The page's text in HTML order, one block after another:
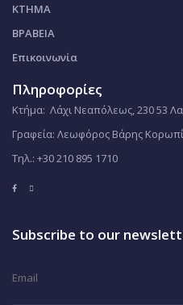
ΚΤΗΜΑ
ΒΡΑΒΕΙΑ
Επικοινωνία
Πληροφορίες
Κτήμα: Λάχι Νεαπόλεως, 230 53
Γραφεία: Λεωφόρος Βάρης
Τηλ.: +30 210 895 1710
Subscribe to our